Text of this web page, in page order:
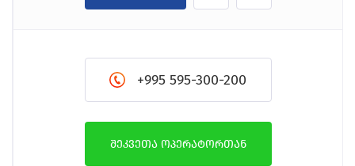
+995 595-300-200
შეკვეთა ოპერატორთან